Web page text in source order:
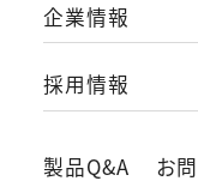
企業情報
採用情報
製品Q&A お